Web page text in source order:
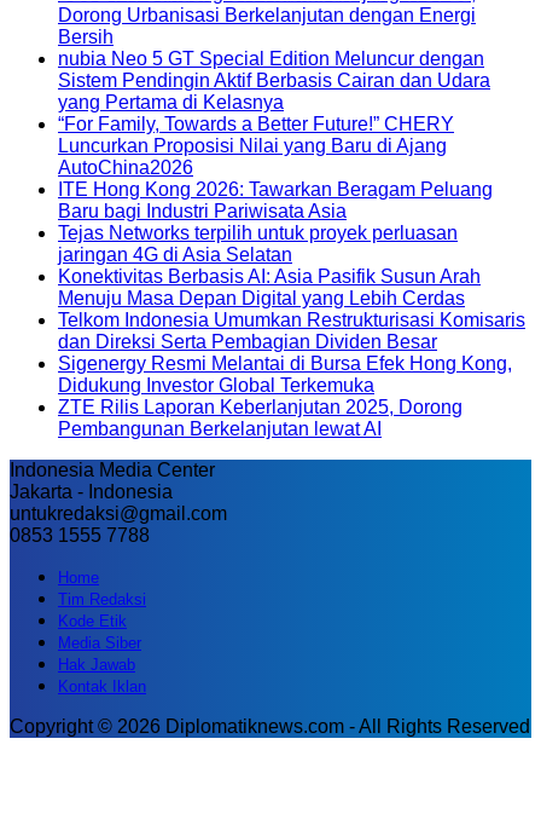
Dorong Urbanisasi Berkelanjutan dengan Energi
Bersih
nubia Neo 5 GT Special Edition Meluncur dengan
Sistem Pendingin Aktif Berbasis Cairan dan Udara
yang Pertama di Kelasnya
“For Family, Towards a Better Future!” CHERY
Luncurkan Proposisi Nilai yang Baru di Ajang
AutoChina2026
ITE Hong Kong 2026: Tawarkan Beragam Peluang
Baru bagi Industri Pariwisata Asia
Tejas Networks terpilih untuk proyek perluasan
jaringan 4G di Asia Selatan
Konektivitas Berbasis AI: Asia Pasifik Susun Arah
Menuju Masa Depan Digital yang Lebih Cerdas
Telkom Indonesia Umumkan Restrukturisasi Komisaris
dan Direksi Serta Pembagian Dividen Besar
Sigenergy Resmi Melantai di Bursa Efek Hong Kong,
Didukung Investor Global Terkemuka
ZTE Rilis Laporan Keberlanjutan 2025, Dorong
Pembangunan Berkelanjutan lewat AI
Indonesia Media Center
Jakarta - Indonesia
untukredaksi@gmail.com
0853 1555 7788
Home
Tim Redaksi
Kode Etik
Media Siber
Hak Jawab
Kontak Iklan
Copyright © 2026 Diplomatiknews.com - All Rights Reserved